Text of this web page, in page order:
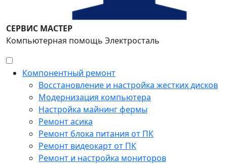
СЕРВИС МАСТЕР
Компьютерная помощь Электросталь
Компонентный ремонт
Восстановление и настройка жестких дисков
Модернизация компьютера
Настройка майнинг фермы
Ремонт асика
Ремонт блока питания от ПК
Ремонт видеокарт от ПК
Ремонт и настройка мониторов